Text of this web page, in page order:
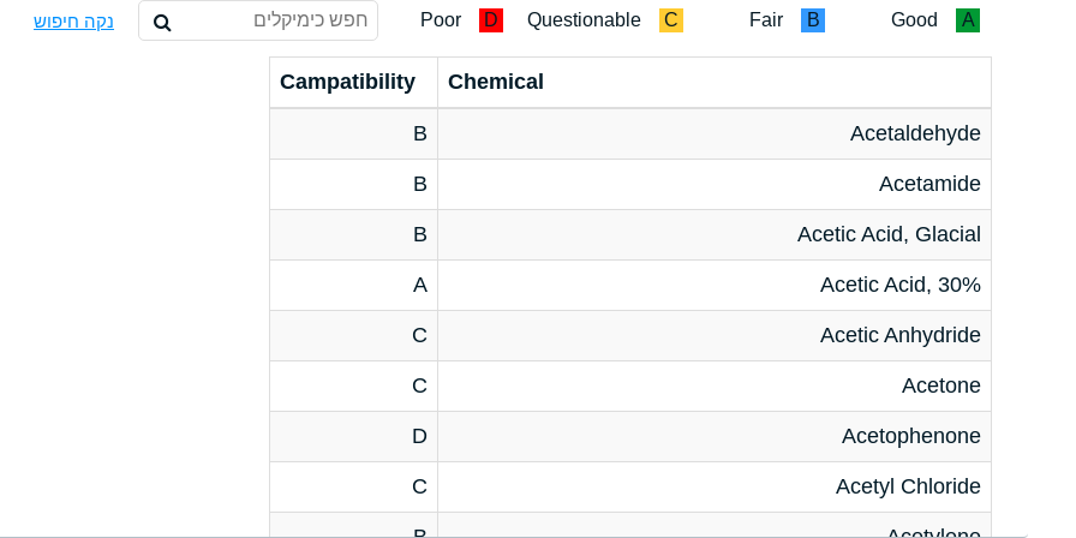
A
Good
B
Fair
C
Questionable
D
Poor נקה חיפוש
Chemical
Campatibility
Acetaldehyde
B
Acetamide
B
Acetic Acid, Glacial
B
Acetic Acid, 30%
A
Acetic Anhydride
C
Acetone
C
Acetophenone
D
Acetyl Chloride
C